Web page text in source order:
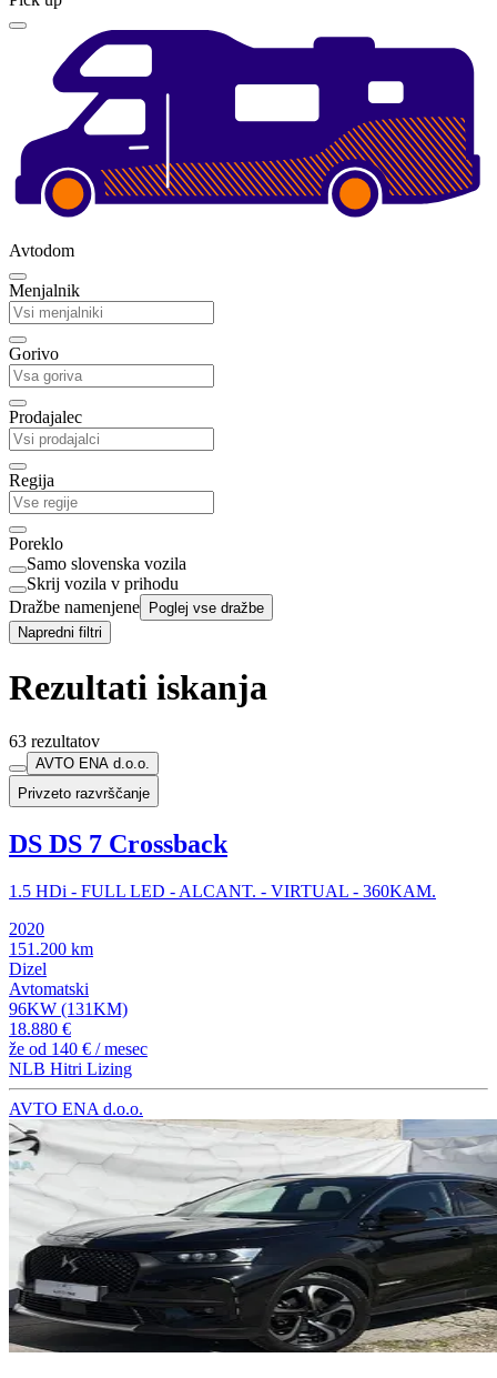
Avtodom
Menjalnik
Gorivo
Prodajalec
Regija
Poreklo
Samo slovenska vozila
Skrij vozila v prihodu
Dražbe namenjene Poglej vse dražbe
Napredni filtri
Rezultati iskanja
63 rezultatov
AVTO ENA d.o.o.
Privzeto razvrščanje
DS DS 7 Crossback
1.5 HDi - FULL LED - ALCANT. - VIRTUAL - 360KAM.
2020
151.200 km
Dizel
Avtomatski
96KW (131KM)
18.880 €
že od 140 € / mesec
NLB Hitri Lizing
AVTO ENA d.o.o.